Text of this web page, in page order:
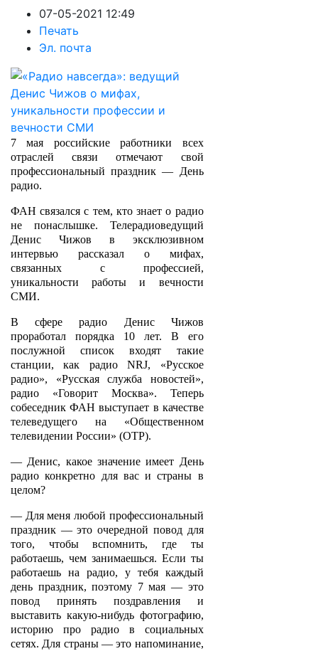
07-05-2021 12:49
Печать
Эл. почта
7 мая российские работники всех
отраслей связи отмечают свой
профессиональный праздник — День
радио.
ФАН связался с тем, кто знает о радио
не понаслышке. Телерадиоведущий
Денис Чижов в эксклюзивном
интервью рассказал о мифах,
связанных с профессией,
уникальности работы и вечности
СМИ.
В сфере радио Денис Чижов
проработал порядка 10 лет. В его
послужной список входят такие
станции, как радио NRJ, «Русское
радио», «Русская служба новостей»,
радио «Говорит Москва». Теперь
собеседник ФАН выступает в качестве
телеведущего на «Общественном
телевидении России» (ОТР).
— Денис, какое значение имеет День
радио конкретно для вас и страны в
целом?
— Для меня любой профессиональный
праздник — это очередной повод для
того, чтобы вспомнить, где ты
работаешь, чем занимаешься. Если ты
работаешь на радио, у тебя каждый
день праздник, поэтому 7 мая — это
повод принять поздравления и
выставить какую-нибудь фотографию,
историю про радио в социальных
сетях. Для страны — это напоминание,